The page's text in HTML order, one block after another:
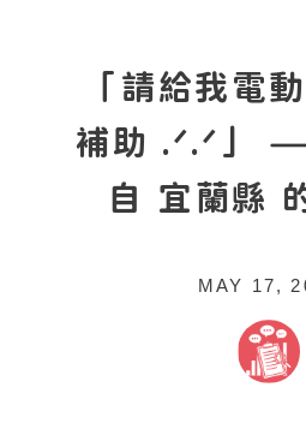
「請給我電
補助 .ᐟ.ᐟ」
自 宜蘭縣
MAY 17,